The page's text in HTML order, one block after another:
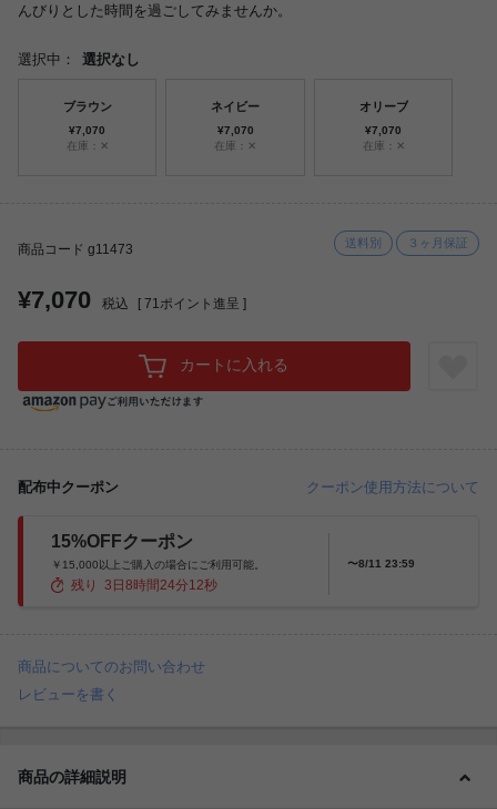
んびりとした時間を過ごしてみませんか。
選択中： 選択なし
ブラウン
¥7,070
在庫：✕
ネイビー
¥7,070
在庫：✕
オリーブ
¥7,070
在庫：✕
商品コード g11473 送料別 ３ヶ月保証
¥7,070 税込 [ 71 ポイント進呈 ]
カートに入れる
配布中クーポン クーポン使用方法について
15%OFFクーポン
￥15,000以上ご購入の場合にご利用可能。
残り 3 日8 時間 24分11秒
〜8/11 23:59
商品についてのお問い合わせ
レビューを書く
商品の詳細説明